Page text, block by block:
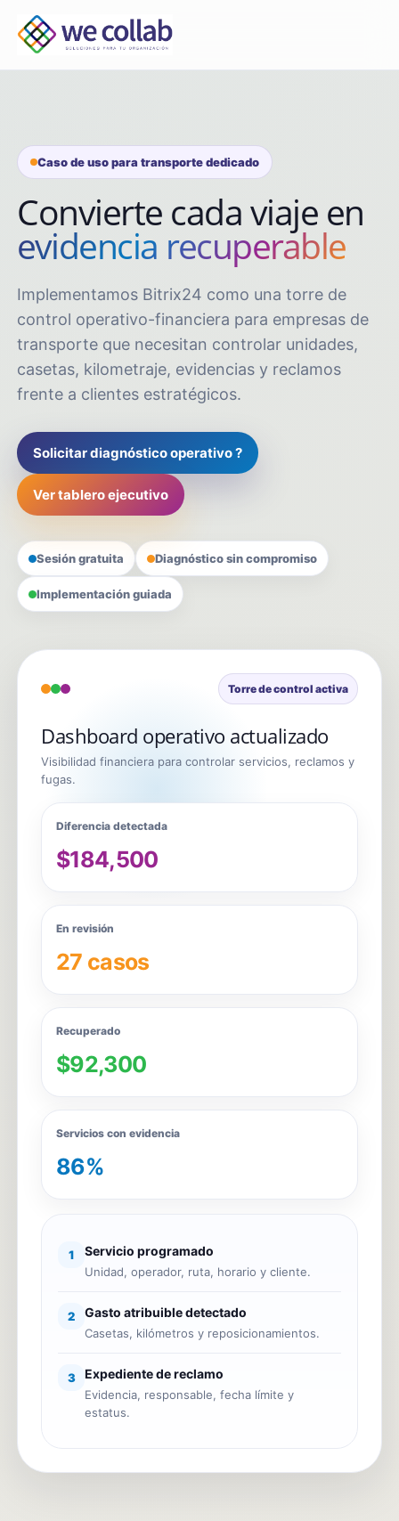
Caso de uso para transporte dedicado
Convierte cada viaje en
evidencia recuperable
Implementamos Bitrix24 como una torre de
control operativo-financiera para empresas de
transporte que necesitan controlar unidades,
casetas, kilometraje, evidencias y reclamos
frente a clientes estratégicos.
Solicitar diagnóstico operativo ?
Ver tablero ejecutivo
Sesión gratuita Diagnóstico sin compromiso
Implementación guiada
Torre de control activa
Dashboard operativo actualizado
Visibilidad financiera para controlar servicios, reclamos y
fugas.
Diferencia detectada
$184,500
En revisión
27 casos
Recuperado
$92,300
Servicios con evidencia
86%
1 Servicio programado
Unidad, operador, ruta, horario y cliente.
2 Gasto atribuible detectado
Casetas, kilómetros y reposicionamientos.
3 Expediente de reclamo
Evidencia, responsable, fecha límite y
estatus.